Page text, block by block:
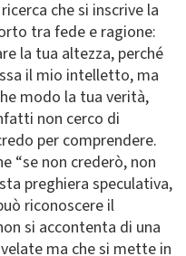
che si inscrive la
tra fede e ragione:
la tua altezza, perché
il mio intelletto, ma
modo la tua verità,
non cerco di
per comprendere.
“se non crederò, non
preghiera speculativa,
riconoscere il
si accontenta di una
ma che si mette in